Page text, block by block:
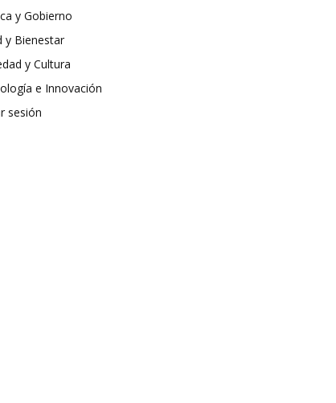
y Gobierno
y Bienestar
y Cultura
e Innovación
sesión